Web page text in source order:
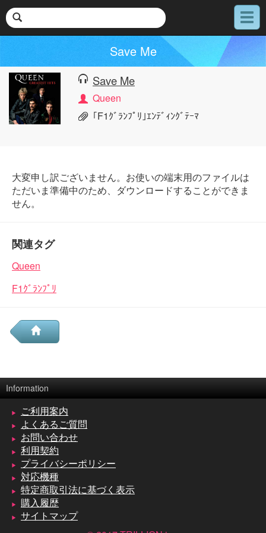
メ
ニ
Save Me
Save Me
Queen
｢F1ｸﾞﾗﾝﾌﾟﾘ｣ｴﾝﾃﾞｨﾝｸﾞﾃｰﾏ
大変申し訳ございません。お使いの端末用のファイルは
ただいま準備中のため、ダウンロードすることができま
せん。
関連タグ
Queen
F1ｸﾞﾗﾝﾌﾟﾘ
Information
ご利用案内
よくあるご質問
お問い合わせ
利用契約
プライバシーポリシー
対応機種
特定商取引法に基づく表示
購入履歴
サイトマップ